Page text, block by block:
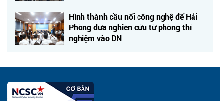
Hình thành cầu nối công nghệ để Hải
Phòng đưa nghiên cứu từ phòng thí
nghiệm vào DN